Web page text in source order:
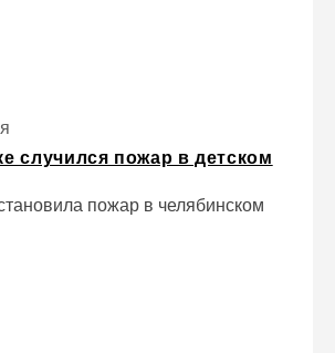
случился пожар в детском
пожар в челябинском